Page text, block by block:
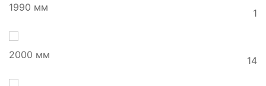
1990 мм 1
2000 мм 14